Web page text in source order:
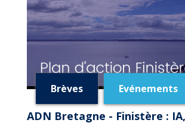
Brèves Evénements
ADN Bretagne - Finistère : IA,